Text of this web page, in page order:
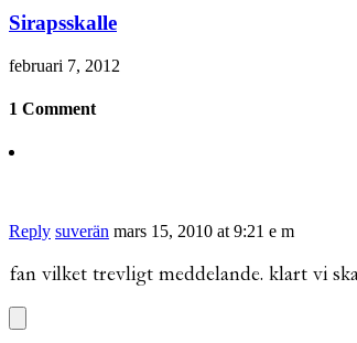
Sirapsskalle
februari 7, 2012
1 Comment
Reply suverän mars 15, 2010 at 9:21 e m
fan vilket trevligt meddelande. klart vi